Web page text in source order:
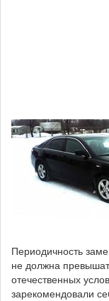
Периодичность
не должна
отечественных
зарекомендовали